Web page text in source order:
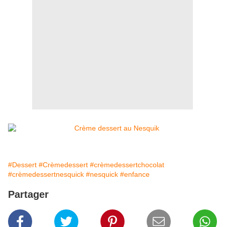
#Dessert #Crèmedessert #crèmedessertchocolat
#crèmedessertnesquick #nesquick #enfance
Partager